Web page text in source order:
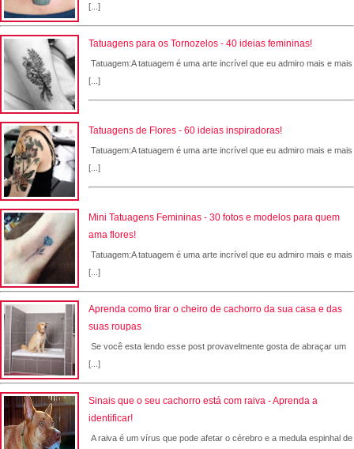
[...]
Tatuagens para os Tornozelos - 40 ideias femininas!
Tatuagem:A tatuagem é uma arte incrível que eu admiro mais e mais
[...]
Tatuagens de Flores - 60 ideias inspiradoras!
Tatuagem:A tatuagem é uma arte incrível que eu admiro mais e mais
[...]
Mini Tatuagens Femininas - 30 fotos e modelos para quem
ama flores!
Tatuagem:A tatuagem é uma arte incrível que eu admiro mais e mais
[...]
Aprenda como tirar o cheiro de cachorro da sua casa e das
suas roupas
Se você esta lendo esse post provavelmente gosta de abraçar um
[...]
Sinais que o seu cachorro está com raiva - Aprenda a
identificar!
A raiva é um vírus que pode afetar o cérebro e a medula espinhal de